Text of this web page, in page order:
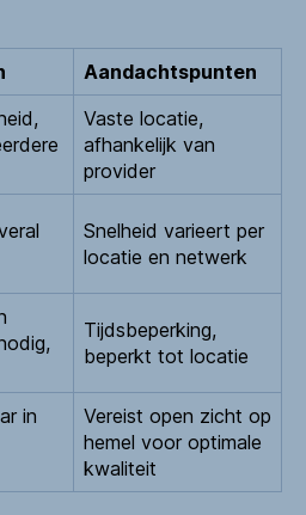
Aandachtspunten
Vaste locatie,
afhankelijk van
provider
Snelheid varieert per
locatie en netwerk
Tijdsbeperking,
beperkt tot locatie
in
Vereist open zicht op
hemel voor optimale
kwaliteit